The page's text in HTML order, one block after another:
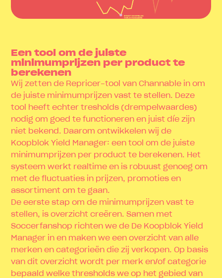
Een tool om de juiste
minimumprijzen per product te
berekenen
Wij zetten de Repricer-tool van Channable in om
de juiste minimumprijzen vast te stellen. Deze
tool heeft echter tresholds (drempelwaardes)
nodig om goed te functioneren en juist díe zijn
niet bekend. Daarom ontwikkelen wij de
Koopblok Yield Manager: een tool om de juiste
minimumprijzen per product te berekenen. Het
systeem werkt realtime en is robuust genoeg om
met de fluctuaties in prijzen, promoties en
assortiment om te gaan.
De eerste stap om de minimumprijzen vast te
stellen, is overzicht creëren. Samen met
Soccerfanshop richten we de De Koopblok Yield
Manager in en maken we een overzicht van alle
merken en categorieën die zij verkopen. Op basis
van dit overzicht wordt per merk en/of categorie
bepaald welke thresholds we op het gebied van